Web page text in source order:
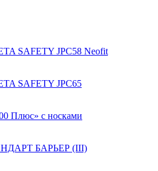
SAFETY JPC58 Neofit
SAFETY JPC65
Плюс» c носками
БАРЬЕР (III)